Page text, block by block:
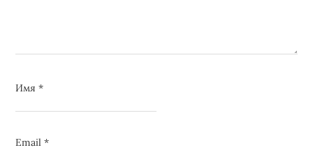
Имя*
Email*